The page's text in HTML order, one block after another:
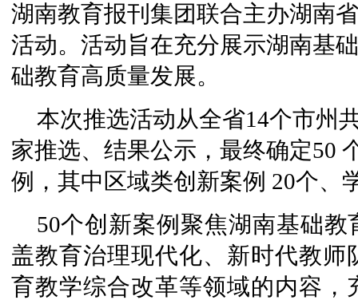
湖南教育报刊集团联合主办湖南
活动。活动旨在充分展示湖南基
础教育高质量发展。
本次推选活动从全省14个市州
家推选、结果公示，最终确定50
例，其中区域类创新案例 20个、
50个创新案例聚焦湖南基础
盖教育治理现代化、新时代教
育教学综合改革等领域的内容